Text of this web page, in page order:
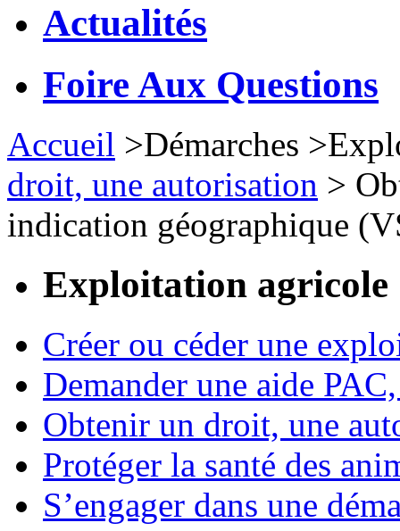
Actualités
Foire Aux Questions
Accueil >Démarches >
droit, une autorisation >
indication géographique
Exploitation agricole
Créer ou céder une
Demander une aide
Obtenir un droit, une
Protéger la santé des
S’engager dans une